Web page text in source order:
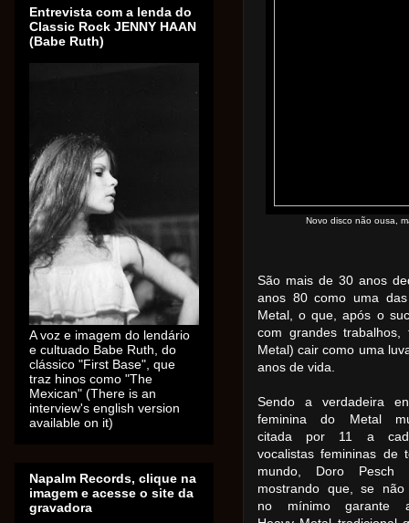
Novo disco não ousa,
São mais de 30 anos
anos 80 como uma
Metal, o que, após o
com grandes
Metal) cair como uma
anos de vida.
Sendo a verdadeira
feminina do Metal
citada por 11 a
vocalistas femininas de
mundo, Doro Pesch
mostrando que, se não
no mínimo garante
Entrevista com a lenda do
Classic Rock JENNY HAAN
(Babe Ruth)
A voz e imagem do lendário
e cultuado Babe Ruth, do
clássico "First Base", que
traz hinos como "The
Mexican" (There is an
interview's english version
available on it)
Napalm Records, clique na
imagem e acesse o site da
gravadora